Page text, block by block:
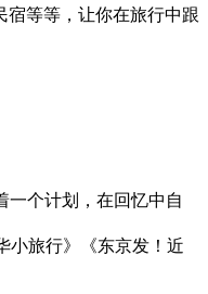
宿等等，让你在旅行中跟
一个计划，在回忆中自
小旅行》《东京发！近